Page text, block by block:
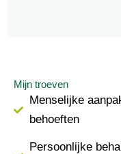
Mijn troeven
Menselijke
behoeften
Persoonlijke